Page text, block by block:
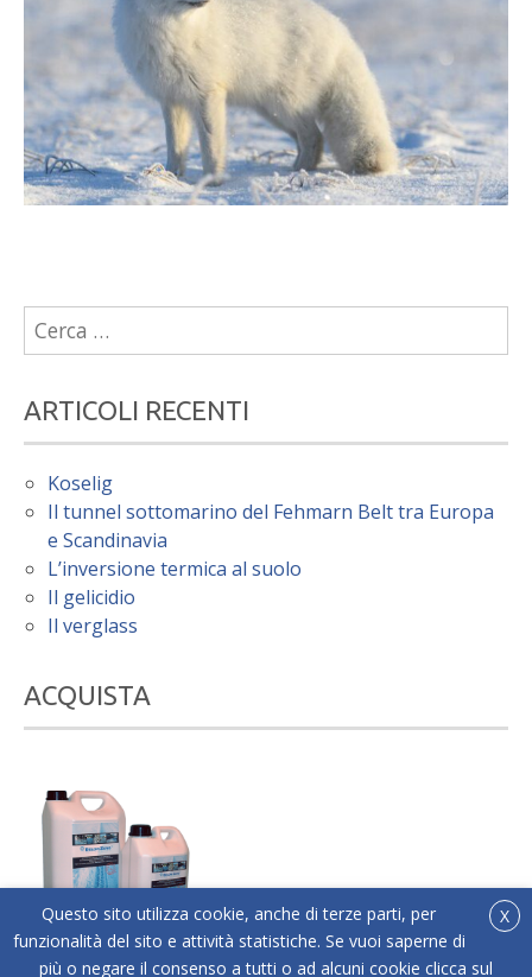
Ricerca
per:
ARTICOLI RECENTI
Koselig
Il tunnel sottomarino del Fehmarn Belt tra Europa
e Scandinavia
L’inversione termica al suolo
Il gelicidio
Il verglass
ACQUISTA
®
X
Questo sito utilizza cookie, anche di terze parti, per
funzionalità del sito e attività statistiche. Se vuoi saperne di
più o negare il consenso a tutti o ad alcuni cookie clicca sul